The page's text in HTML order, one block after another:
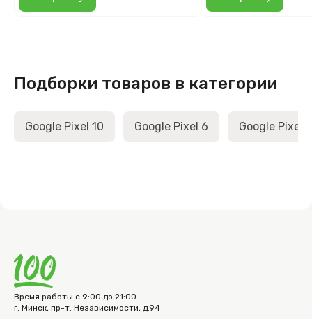
Подборки товаров в категории
Google Pixel 10 Google Pixel 6 Google Pixel 7
Время работы с 9:00 до 21:00
г. Минск, пр-т. Независимости, д.94